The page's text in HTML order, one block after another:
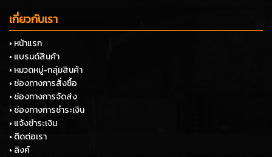
เกี่ยวกับเรา
• หน้าแรก
• แบรนด์สินค้า
• หมวดหมู่-กลุ่มสินค้า
• ช่องทางการสั่งซื้อ
• ช่องทางการจัดส่ง
• ช่องทางการชำระเงิน
• แจ้งชำระเงิน
• ติดต่อเรา
• ลิงค์